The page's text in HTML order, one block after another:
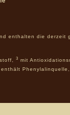
enthalten die derzeit
3 mit
enthält Phenylalinquelle,